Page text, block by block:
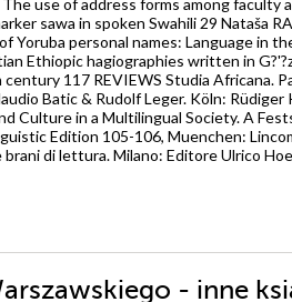
use of address forms among faculty
sawa in spoken Swahili 29 Nataša
Yoruba personal names: Language in
Ethiopic hagiographies written in
117 REVIEWS Studia Africana.
Batic & Rudolf Leger. Köln: Rüdiger
Culture in a Multilingual Society. A
Edition 105-106, Muenchen:
di lettura. Milano: Editore Ulrico
- inne